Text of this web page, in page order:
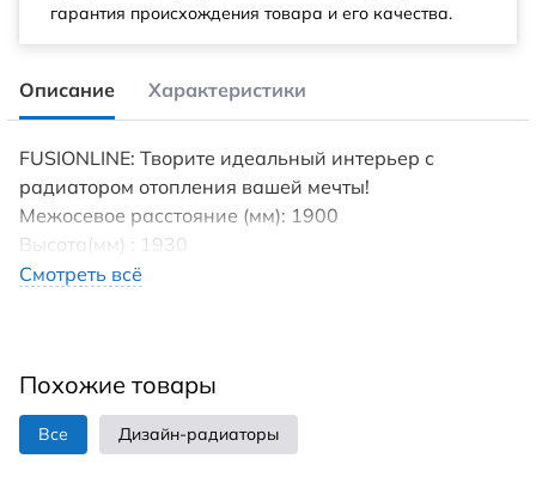
гарантия происхождения товара и его качества.
Описание Характеристики
FUSIONLINE: Творите идеальный интерьер с
радиатором отопления вашей мечты!
Межосевое расстояние (мм): 1900
Высота(мм) : 1930
Tип пoдключения: нижнеe/боковое
Установка : вертикально/ горизонтально
Гарантия (лет): 10
Страна производства: Россия
Смотреть всё
Похожие товары
Все Дизайн-радиаторы